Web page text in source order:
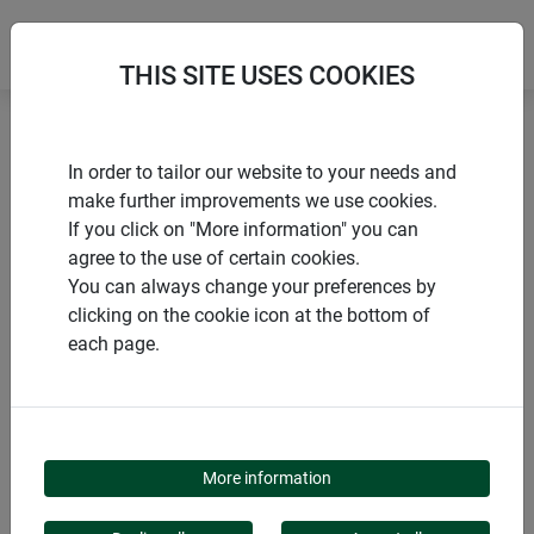
Accueil
Jardinage & accessoires
Support pour jardinière ajustable (2 x)
PRODUITS
SUPPORT POUR
JARDINIÈRE
THIS SITE USES COOKIES
In order to tailor our website to your needs and
make further improvements we use cookies.
If you click on "More information" you can
agree to the use of certain cookies.
You can always change your preferences by
clicking on the cookie icon at the bottom of
each page.
More information